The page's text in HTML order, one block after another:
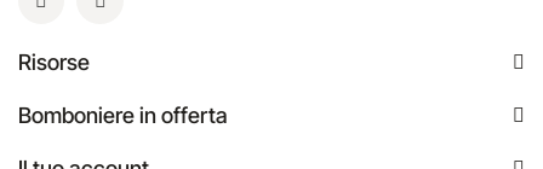
Risorse
Bomboniere in offerta